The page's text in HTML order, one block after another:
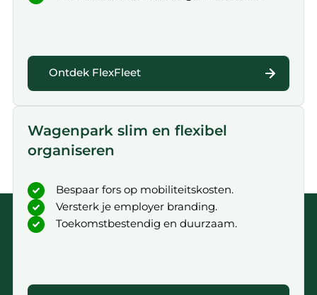
Ontdek FlexFleet
Wagenpark slim en flexibel
organiseren
Bespaar fors op mobiliteitskosten.
Versterk je employer branding.
Toekomstbestendig en duurzaam.